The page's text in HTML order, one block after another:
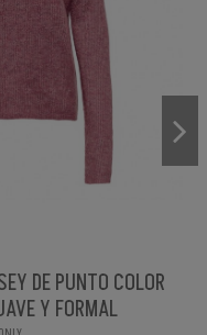
DE PUNTO COLOR
Y FORMAL